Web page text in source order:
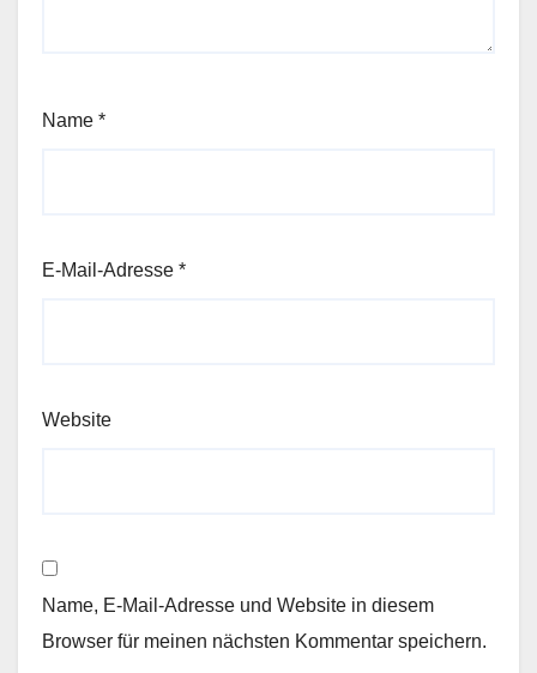
Name *
E-Mail-Adresse *
Website
Name, E-Mail-Adresse und Website in diesem
Browser für meinen nächsten Kommentar speichern.